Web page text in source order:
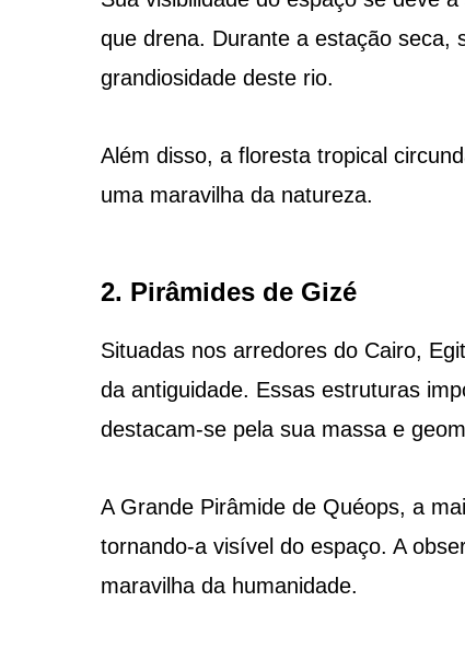
que drena. Durante a estação seca,
grandiosidade deste rio.
Além disso, a floresta tropical
uma maravilha da natureza.
2. Pirâmides de Gizé
Situadas nos arredores do Cairo,
da antiguidade. Essas estruturas
destacam-se pela sua massa e
A Grande Pirâmide de Quéops, a
tornando-a visível do espaço. A
maravilha da humanidade.